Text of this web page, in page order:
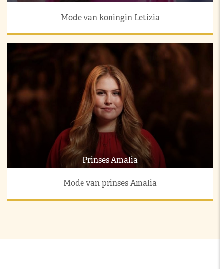
Mode van koningin Letizia
Prinses Amalia
Mode van prinses Amalia